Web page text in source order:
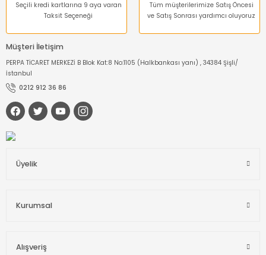
Seçili kredi kartlarına 9 aya varan
Taksit Seçeneği
Tüm müşterilerimize Satış Öncesi
ve Satış Sonrası yardımcı oluyoruz
Müşteri İletişim
PERPA TİCARET MERKEZİ B Blok Kat:8 No:1105 (Halkbankası yanı) , 34384 Şişli/
İstanbul
0212 912 36 86
Üyelik
Kurumsal
Alışveriş